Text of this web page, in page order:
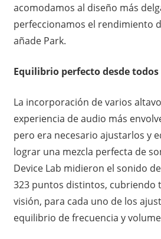
acomodamos al diseño más
perfeccionamos el rendimiento
añade Park.
Equilibrio perfecto desde
La incorporación de varios
experiencia de audio más
pero era necesario ajustarlos y
lograr una mezcla perfecta de
Device Lab midieron el sonido
323 puntos distintos, cubriendo
visión, para cada uno de los
equilibrio de frecuencia y